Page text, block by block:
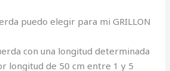
puedo elegir para mi GRILLON
con una longitud determinada
longitud de 50 cm entre 1 y 5